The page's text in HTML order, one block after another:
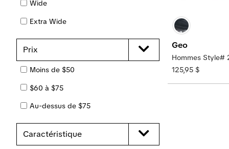
Vert
Blanc Cassé
Bronzage
Taupe
17
Wide
Extra Wide
Prix
Moins de $50
$60 à $75
Au-dessus de $75
Caractéristique
Geo
Hommes Style#
125,95 $